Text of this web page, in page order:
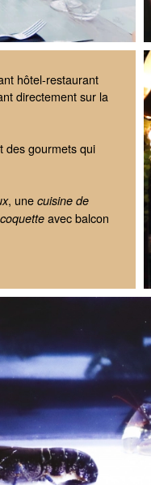
hôtel-restaurant
directement sur la
des gourmets qui
, unecuisine de
avec balcon